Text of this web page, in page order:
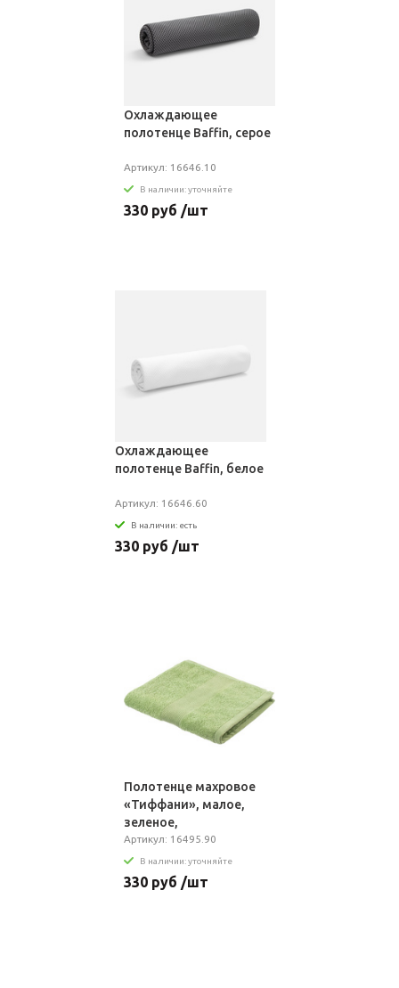
Охлаждающее
полотенце Baffin, серое
Артикул: 16646.10
В наличии: уточняйте
330 руб /шт
Охлаждающее
полотенце Baffin, белое
Артикул: 16646.60
В наличии: есть
330 руб /шт
Полотенце махровое
«Тиффани», малое,
зеленое,
(фисташковый)
Артикул: 16495.90
В наличии: уточняйте
330 руб /шт